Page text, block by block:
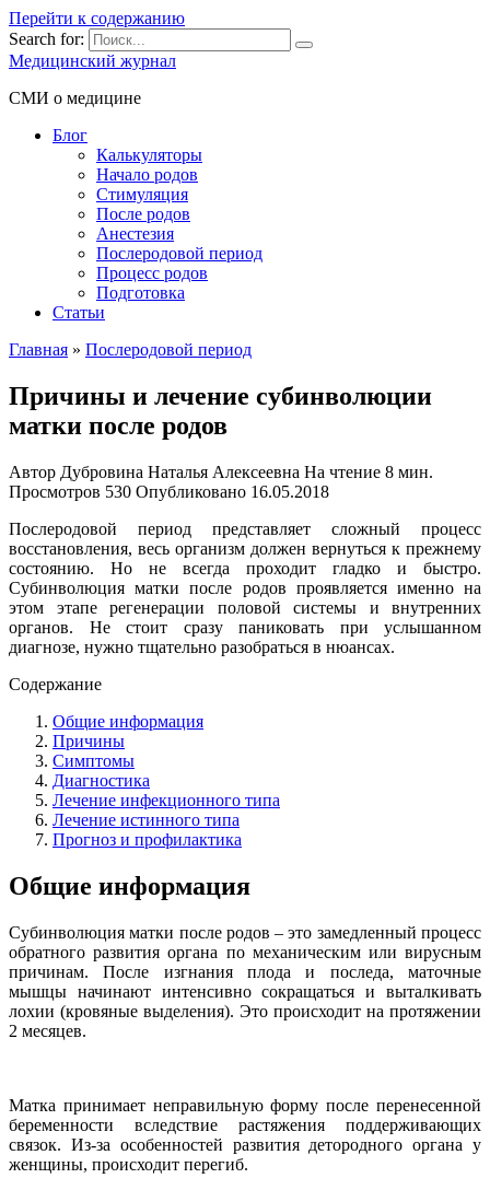
Перейти к содержанию
Search for:
Медицинский журнал
СМИ о медицине
Блог
Калькуляторы
Начало родов
Стимуляция
После родов
Анестезия
Послеродовой период
Процесс родов
Подготовка
Статьи
Главная » Послеродовой период
Причины и лечение субинволюции
матки после родов
Автор Дубровина Наталья Алексеевна На чтение 8 мин.
Просмотров 530 Опубликовано 16.05.2018
Послеродовой период представляет сложный процесс
восстановления, весь организм должен вернуться к прежнему
состоянию. Но не всегда проходит гладко и быстро.
Субинволюция матки после родов проявляется именно на
этом этапе регенерации половой системы и внутренних
органов. Не стоит сразу паниковать при услышанном
диагнозе, нужно тщательно разобраться в нюансах.
Содержание
Общие информация
Причины
Симптомы
Диагностика
Лечение инфекционного типа
Лечение истинного типа
Прогноз и профилактика
Общие информация
Субинволюция матки после родов – это замедленный процесс
обратного развития органа по механическим или вирусным
причинам. После изгнания плода и последа, маточные
мышцы начинают интенсивно сокращаться и выталкивать
лохии (кровяные выделения). Это происходит на протяжении
2 месяцев.
Матка принимает неправильную форму после перенесенной
беременности вследствие растяжения поддерживающих
связок. Из-за особенностей развития детородного органа у
женщины, происходит перегиб.